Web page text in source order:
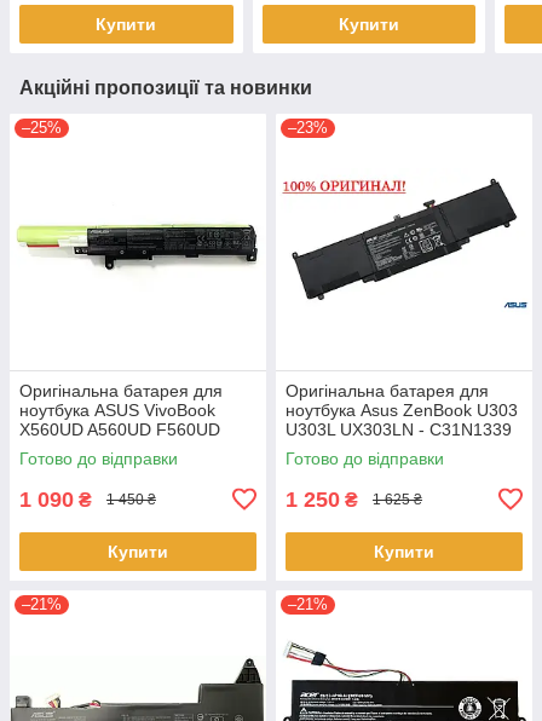
Купити Купити
Акційні пропозиції та новинки
–25%
Оригінальна батарея для
ноутбука ASUS VivoBook
X560UD A560UD F560UD
K560UD R562UD - A31N1730
Готово до відправки
1 090 ₴ 1 450 ₴
Купити
–23%
Оригінальна батарея для
ноутбука Asus ZenBook U303
U303L UX303LN - C31N1339
(+11.31 V 50Wh) АКБ
Готово до відправки
1 250 ₴ 1 625 ₴
Купити
–21% –21%